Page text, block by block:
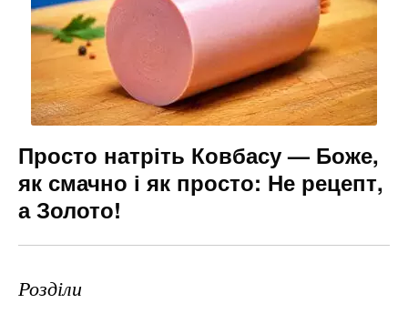
Просто натріть Ковбасу — Боже,
як смачно і як просто: Не рецепт,
а Золото!
Розділи